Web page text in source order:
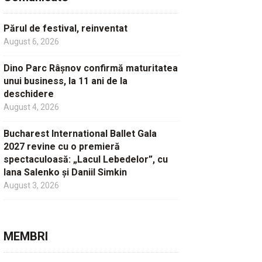
Părul de festival, reinventat
August 6, 2026
Dino Parc Râșnov confirmă maturitatea
unui business, la 11 ani de la
deschidere
August 4, 2026
Bucharest International Ballet Gala
2027 revine cu o premieră
spectaculoasă: „Lacul Lebedelor”, cu
Iana Salenko și Daniil Simkin
August 3, 2026
MEMBRI